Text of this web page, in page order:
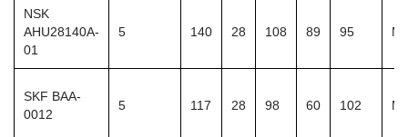
NSK
AHU28140A-
01
5 140 28 108 89 95
SKF BAA-
0012
5 117 28 98 60 102